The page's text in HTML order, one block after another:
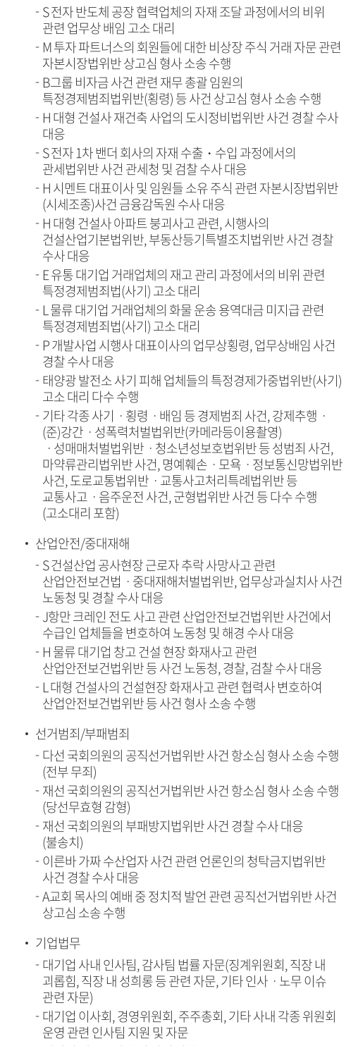
S 전자 반도체 공장 협력업체의 자재 조달 과정에서의 비위
관련 업무상 배임 고소 대리
M 투자 파트너스의 회원들에 대한 비상장 주식 거래 자문 관련
자본시장법위반 상고심 형사 소송 수행
B그룹 비자금 사건 관련 재무 총괄 임원의
특정경제범죄법위반(횡령) 등 사건 상고심 형사 소송 수행
H 대형 건설사 재건축 사업의 도시정비법위반 사건 경찰 수사
대응
S 전자 1차 밴더 회사의 자재 수출・수입 과정에서의
관세법위반 사건 관세청 및 검찰 수사 대응
H 시멘트 대표이사 및 임원들 소유 주식 관련 자본시장법위반
(시세조종)사건 금융감독원 수사 대응
H 대형 건설사 아파트 붕괴사고 관련, 시행사의
건설산업기본법위반, 부동산등기특별조치법위반 사건 경찰
수사 대응
E 유통 대기업 거래업체의 재고 관리 과정에서의 비위 관련
특정경제범죄법(사기) 고소 대리
L 물류 대기업 거래업체의 화물 운송 용역대금 미지급 관련
특정경제범죄법(사기) 고소 대리
P 개발사업 시행사 대표이사의 업무상횡령, 업무상배임 사건
경찰 수사 대응
태양광 발전소 사기 피해 업체들의 특정경제가중법위반(사기)
고소 대리 다수 수행
기타 각종 사기ㆍ횡령ㆍ배임 등 경제범죄 사건, 강제추행ㆍ
(준)강간ㆍ성폭력처벌법위반(카메라등이용촬영)
ㆍ성매매처벌법위반ㆍ청소년성보호법위반 등 성범죄 사건,
마약류관리법위반 사건, 명예훼손ㆍ모욕ㆍ정보통신망법위반
사건, 도로교통법위반ㆍ교통사고처리특례법위반 등
교통사고ㆍ음주운전 사건, 군형법위반 사건 등 다수 수행
(고소대리 포함)
산업안전/중대재해
S 건설산업 공사현장 근로자 추락 사망사고 관련
산업안전보건법ㆍ중대재해처벌법위반, 업무상과실치사 사건
노동청 및 경찰 수사 대응
J항만 크레인 전도 사고 관련 산업안전보건법위반 사건에서
수급인 업체들을 변호하여 노동청 및 해경 수사 대응
H 물류 대기업 창고 건설 현장 화재사고 관련
산업안전보건법위반 등 사건 노동청, 경찰, 검찰 수사 대응
L 대형 건설사의 건설현장 화재사고 관련 협력사 변호하여
산업안전보건법위반 등 사건 형사 소송 수행
선거범죄/부패범죄
다선 국회의원의 공직선거법위반 사건 항소심 형사 소송 수행
(전부 무죄)
재선 국회의원의 공직선거법위반 사건 항소심 형사 소송 수행
(당선무효형 감형)
재선 국회의원의 부패방지법위반 사건 경찰 수사 대응
(불송치)
이른바 가짜 수산업자 사건 관련 언론인의 청탁금지법위반
사건 경찰 수사 대응
A교회 목사의 예배 중 정치적 발언 관련 공직선거법위반 사건
상고심 소송 수행
기업법무
대기업 사내 인사팀, 감사팀 법률 자문(징계위원회, 직장 내
괴롭힘, 직장 내 성희롱 등 관련 자문, 기타 인사ㆍ노무 이슈
관련 자문)
대기업 이사회, 경영위원회, 주주총회, 기타 사내 각종 위원회
운영 관련 인사팀 지원 및 자문